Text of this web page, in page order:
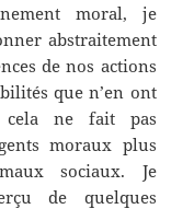
moral, je
abstraitement
de nos actions
que n’en ont
cela ne fait pas
moraux plus
sociaux. Je
de quelques